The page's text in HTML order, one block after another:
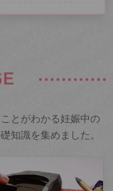
とがわかる妊娠中の
知識を集めました。